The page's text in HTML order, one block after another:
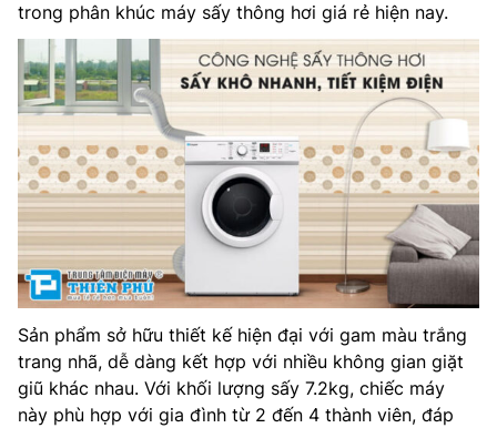
trong phân khúc máy sấy thông hơi giá rẻ hiện nay.
Sản phẩm sở hữu thiết kế hiện đại với gam màu trắng
trang nhã, dễ dàng kết hợp với nhiều không gian giặt
giũ khác nhau. Với khối lượng sấy 7.2kg, chiếc máy
này phù hợp với gia đình từ 2 đến 4 thành viên, đáp